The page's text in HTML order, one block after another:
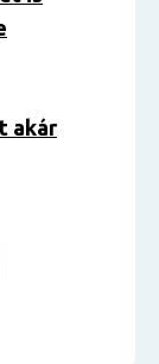
akár